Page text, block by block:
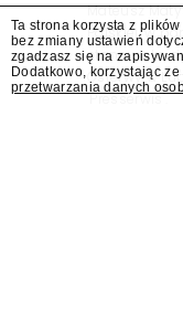
Mateusz
Polskiej, w
stanowisko
Osterwy w
"Presserwis".
Ta strona korzysta z
bez zmiany ustawień
zgadzasz się na
Dodatkowo, korzystając
przetwarzania danych